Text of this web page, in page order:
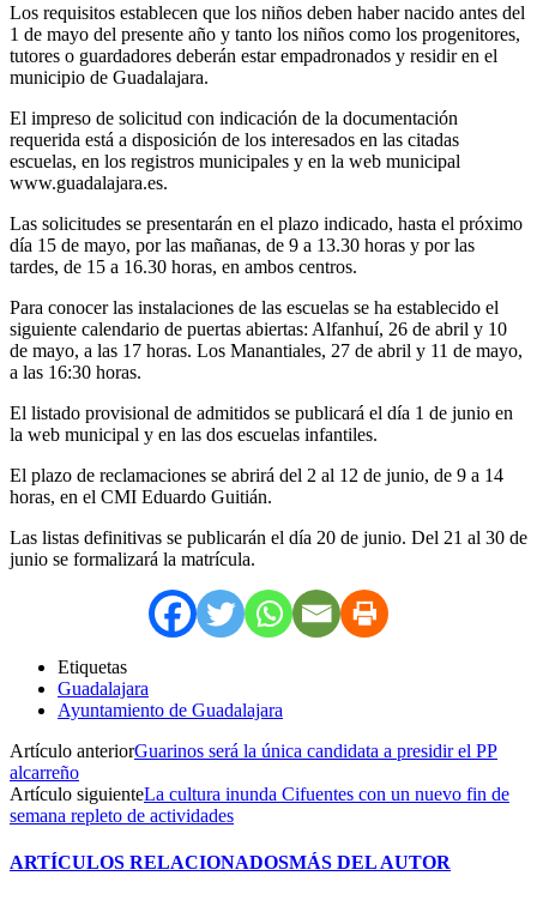
Los requisitos establecen que los niños deben haber nacido antes del
1 de mayo del presente año y tanto los niños como los progenitores,
tutores o guardadores deberán estar empadronados y residir en el
municipio de Guadalajara.
El impreso de solicitud con indicación de la documentación
requerida está a disposición de los interesados en las citadas
escuelas, en los registros municipales y en la web municipal
www.guadalajara.es.
Las solicitudes se presentarán en el plazo indicado, hasta el próximo
día 15 de mayo, por las mañanas, de 9 a 13.30 horas y por las
tardes, de 15 a 16.30 horas, en ambos centros.
Para conocer las instalaciones de las escuelas se ha establecido el
siguiente calendario de puertas abiertas: Alfanhuí, 26 de abril y 10
de mayo, a las 17 horas. Los Manantiales, 27 de abril y 11 de mayo,
a las 16:30 horas.
El listado provisional de admitidos se publicará el día 1 de junio en
la web municipal y en las dos escuelas infantiles.
El plazo de reclamaciones se abrirá del 2 al 12 de junio, de 9 a 14
horas, en el CMI Eduardo Guitián.
Las listas definitivas se publicarán el día 20 de junio. Del 21 al 30 de
junio se formalizará la matrícula.
Etiquetas
Guadalajara
Ayuntamiento de Guadalajara
Artículo anteriorGuarinos será la única candidata a presidir el PP
alcarreño
Artículo siguienteLa cultura inunda Cifuentes con un nuevo fin de
semana repleto de actividades
ARTÍCULOS RELACIONADOSMÁS DEL AUTOR